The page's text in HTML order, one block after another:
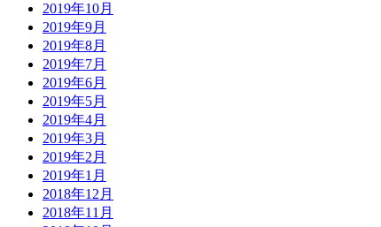
2019年10月
2019年9月
2019年8月
2019年7月
2019年6月
2019年5月
2019年4月
2019年3月
2019年2月
2019年1月
2018年12月
2018年11月